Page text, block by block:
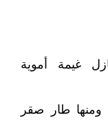
غيمة أموية
ومنها طار صقر